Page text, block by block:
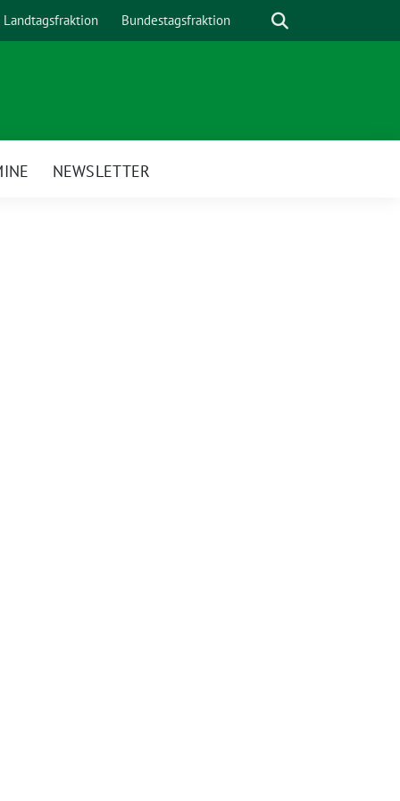
Landtagsfraktion Bundestagsfraktion Suche
NEWSLETTER